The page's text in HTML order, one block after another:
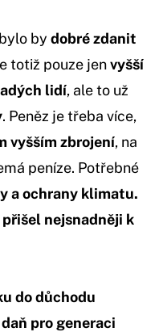
by dobré zdanit
totiž pouze jenvyšší
lidí, ale to už
. Peněz je třeba více,
vyšším zbrojení, na
peníze. Potřebné
a ochrany klimatu.
nejsnadněji k
do důchodu
pro generaci